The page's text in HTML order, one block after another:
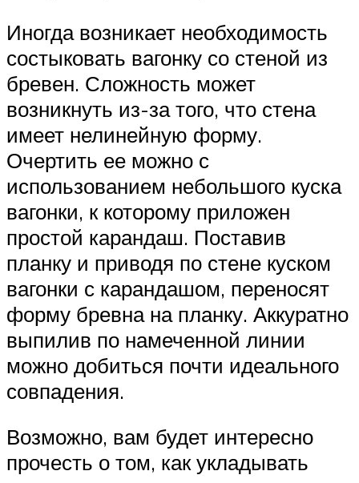
Иногда возникает необходимость
состыковать вагонку со стеной из
бревен. Сложность может
возникнуть из-за того, что стена
имеет нелинейную форму.
Очертить ее можно с
использованием небольшого куска
вагонки, к которому приложен
простой карандаш. Поставив
планку и приводя по стене куском
вагонки с карандашом, переносят
форму бревна на планку. Аккуратно
выпилив по намеченной линии
можно добиться почти идеального
совпадения.
Возможно, вам будет интересно
прочесть о том, как укладывать